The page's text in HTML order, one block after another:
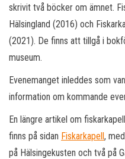
skrivit två böcker om ämnet.
Hälsingland (2016) och
(2021). De finns att tillgå i
museum.
Evenemanget inleddes som
information om kommande
En längre artikel om
finns på sidan Fiskarkapell,
på Hälsingekusten och två på